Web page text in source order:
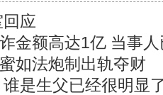
应
金额高达1亿 当事
如法炮制出轨夺财
是生父已经很明显